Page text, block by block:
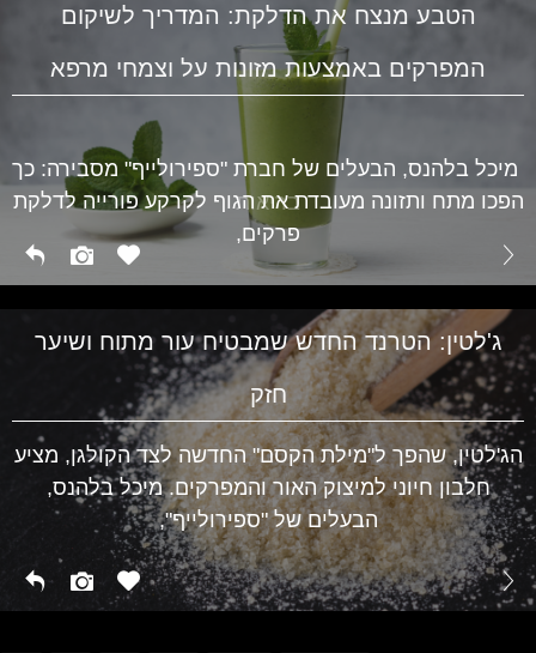
הטבע מנצח את הדלקת: המדריך לשיקום
המפרקים באמצעות מזונות על וצמחי מרפא
בריאות
מיכל בלהנס, הבעלים של חברת "ספירולייף" מסבירה: כך
הפכו מתח ותזונה מעובדת את הגוף לקרקע פורייה לדלקת
פרקים,
ג'לטין: הטרנד החדש שמבטיח עור מתוח ושיער
חזק
הג'לטין, שהפך ל"מילת הקסם" החדשה לצד הקולגן, מציע
חלבון חיוני למיצוק האור והמפרקים. מיכל בלהנס,
הבעלים של "ספירולייף",